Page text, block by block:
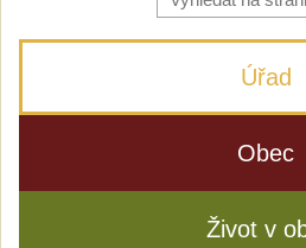
na
stránkách
Úřad
Obec
Život v